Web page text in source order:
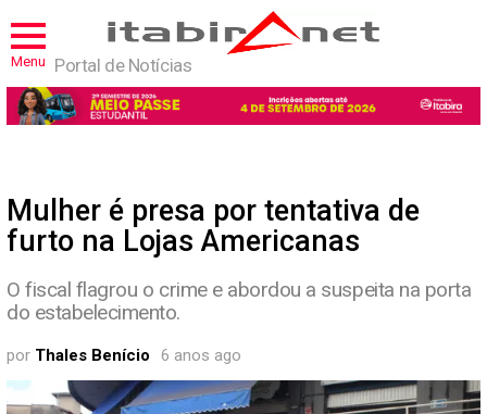
Menu Portal de Notícias
Mulher é presa por tentativa de
furto na Lojas Americanas
O fiscal flagrou o crime e abordou a suspeita na porta
do estabelecimento.
por Thales Benício 6 anos ago